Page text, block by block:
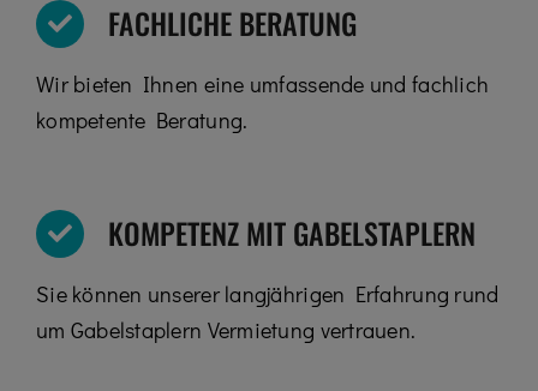
FACHLICHE BERATUNG
Wir bieten Ihnen eine umfassende und fachlich
kompetente Beratung.
KOMPETENZ MIT GABELSTAPLERN
Sie können unserer langjährigen Erfahrung rund
um Gabelstaplern Vermietung vertrauen.